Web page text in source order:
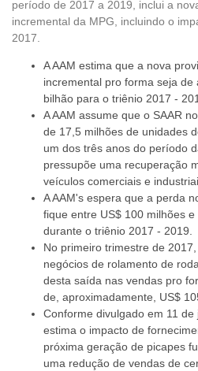
período de 2017 a 2019, inclui a
incremental da MPG, incluindo o
2017.
A AAM estima que a nova
incremental pro forma seja
bilhão para o triênio 2017 -
A AAM assume que o SAAR
de 17,5 milhões de unidades
um dos três anos do período
pressupõe uma recuperação
veículos comerciais e
A AAM's espera que a perda
fique entre US$ 100 milhões
durante o triênio 2017 - 2019.
No primeiro trimestre de
negócios de rolamento de
desta saída nas vendas pro
de, aproximadamente, US$
Conforme divulgado em 11 de
estima o impacto de
próxima geração de picapes
uma redução de vendas de